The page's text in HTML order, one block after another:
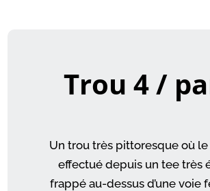
Trou 4 /
Un trou très pittoresque où
effectué depuis un tee très
frappé au-dessus d’une voie